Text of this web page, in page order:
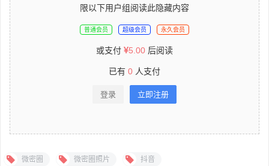
限以下用户组阅读此隐藏内容
普通会员 超级会员 永久会员
或支付 5.00 后阅读
已有 0 人支付
登录 立即注册
微密圈 微密圈照片 抖音